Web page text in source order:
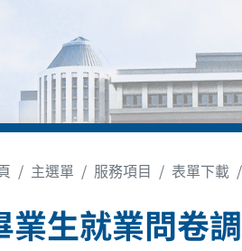
主選單 服務項目 表單下載
業生就業問卷